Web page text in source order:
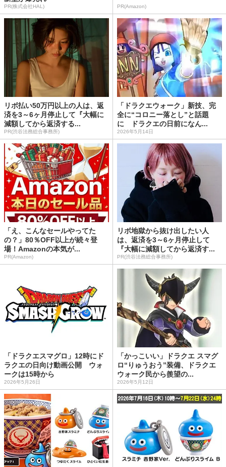
PR(株式会社HAL) PR(Amazon)
リボ払い50万円以上の人は、返
済を3～6ヶ月停止して『大幅に
減額してから返済する...
PR(渋谷法務総合事務所)
「ドラクエウォーク」新技、完
全に“コロニー落とし”と話題
に ドラクエの日前になん...
2026年5月14日
「え、こんなセールやってた
の？」80％OFF以上が続々登
場！Amazonの本気が...
PR(Amazon)
リボ地獄から抜け出したい人
は、返済を3～6ヶ月停止して
『大幅に減額してから返済す...
PR(渋谷法務総合事務所)
「ドラクエスマグロ」12時にド
ラクエの日向け動画公開 ウォ
ークは15時から
2026年5月26日
「かっこいい」ドラクエ スマグ
ロ“りゅうおう”装備、ドラクエ
ウォーク民から羨望の...
2026年5月12日